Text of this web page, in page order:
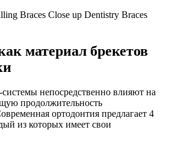
материал брекетов
непосредственно влияют на
продолжительность
ортодонтия предлагает 4
из которых имеет свои